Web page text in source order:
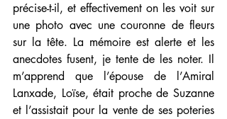
précise-t-il, et effectivement on les voit sur
une photo avec une couronne de fleurs
sur la tête. La mémoire est alerte et les
anecdotes fusent, je tente de les noter. Il
m’apprend que l’épouse de l’Amiral
Lanxade, Loïse, était proche de Suzanne
et l’assistait pour la vente de ses poteries